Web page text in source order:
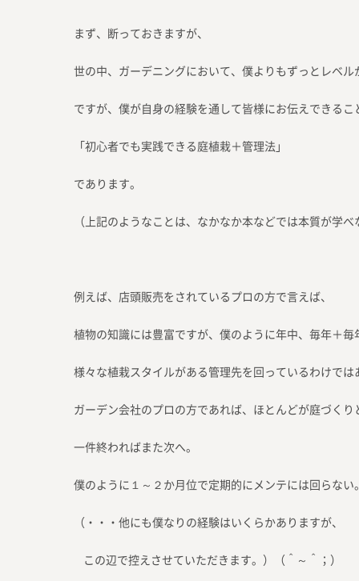
まず、断っておきますが、
世の中、ガーデニングにおいて、僕よりもずっとレベ
ですが、僕が自身の経験を通して皆様にお伝えできるこ
「初心者でも実践できる庭植栽＋管理法」
であります。
（上記のようなことは、なかなか本などでは本質が学
例えば、店頭販売をされているプロの方で言えば、
植物の知識には豊富ですが、僕のように年中、毎年＋毎
様々な植栽スタイルがある管理先を回っているわけでは
ガーデン会社のプロの方であれば、ほとんどが庭づくり
一件終わればまた次へ。
僕のように１～２か月位で定期的にメンテには回らない
（・・・他にも僕なりの経験はいくらかありますが、
この辺で控えさせていただきます。）（＾～＾；）